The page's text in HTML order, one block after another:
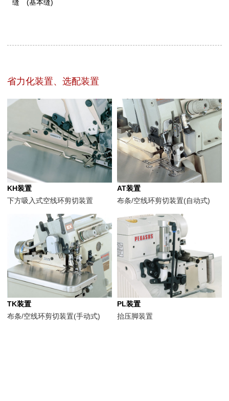
缝 (基本缝)
省力化装置、选配装置
KH装置
下方吸入式空线环剪切装置
AT装置
布条/空线环剪切装置(自动式)
TK装置
布条/空线环剪切装置(手动式)
PL装置
抬压脚装置